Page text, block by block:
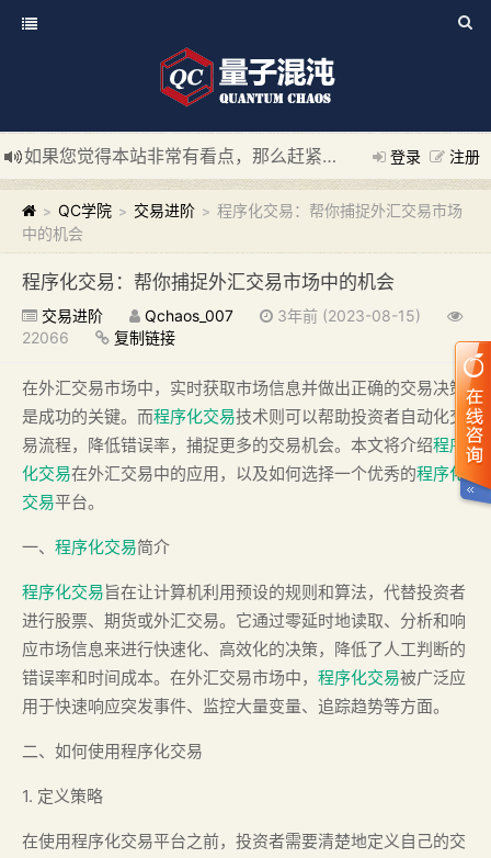
登录 注册
如果您觉得本站非常有看点，那么赶紧使用Ctrl+D 收藏我们吧
新添加量子混沌系统板块，欢迎大家访问！
---“量子混沌系
> QC学院 > 交易进阶 > 程序化交易：帮你捕捉外汇交易市场
中的机会
程序化交易：帮你捕捉外汇交易市场中的机会
交易进阶 Qchaos_007
3年前 (2023-08-15)
22066
复制链接
在外汇交易市场中，实时获取市场信息并做出正确的交易决策
是成功的关键。而程序化交易技术则可以帮助投资者自动化交
易流程，降低错误率，捕捉更多的交易机会。本文将介绍程序
化交易在外汇交易中的应用，以及如何选择一个优秀的程序化
交易平台。
一、 程序化交易简介
程序化交易旨在让计算机利用预设的规则和算法，代替投资者
进行股票、期货或外汇交易。它通过零延时地读取、分析和响
应市场信息来进行快速化、高效化的决策，降低了人工判断的
错误率和时间成本。在外汇交易市场中， 程序化交易被广泛应
用于快速响应突发事件、监控大量变量、追踪趋势等方面。
二、如何使用程序化交易
1. 定义策略
在使用程序化交易平台之前，投资者需要清楚地定义自己的交